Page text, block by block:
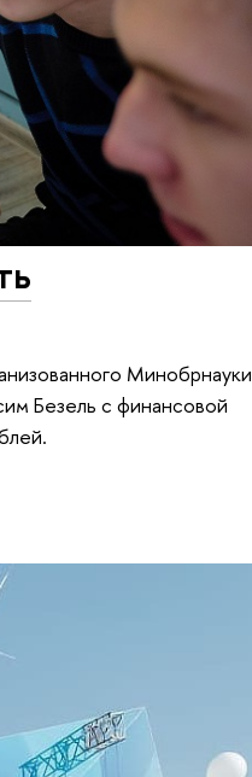
Минобрнауки
Безель с финансовой